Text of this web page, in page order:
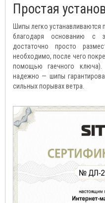
Простая
Шипы легко устанавливаются
благодаря основанию с
достаточно просто
необходимо, после чего
помощью гаечного ключа).
надежно — шипы
сильных порывах ветра.